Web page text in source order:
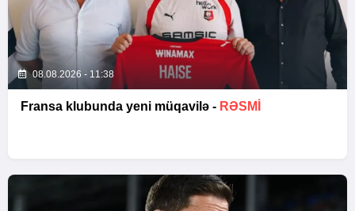
08.08.2026 - 11:38
Fransa klubunda yeni müqavilə - RƏSMİ